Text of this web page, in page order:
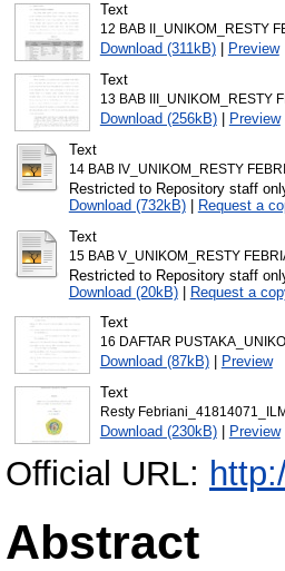
Text
12 BAB II_UNIKOM_RESTY
Download (311kB)|
Preview
Text
13 BAB III_UNIKOM_RESTY
Download (256kB)|
Preview
Text
14 BAB IV_UNIKOM_RESTY
Restricted to Repository staff
Download (732kB)|
Request a
Text
15 BAB V_UNIKOM_RESTY
Restricted to Repository staff
Download (20kB)| Request a
Text
16 DAFTAR
Download (87kB)|
Preview
Text
Resty
Download (230kB)| Preview
Official URL:
Abstract